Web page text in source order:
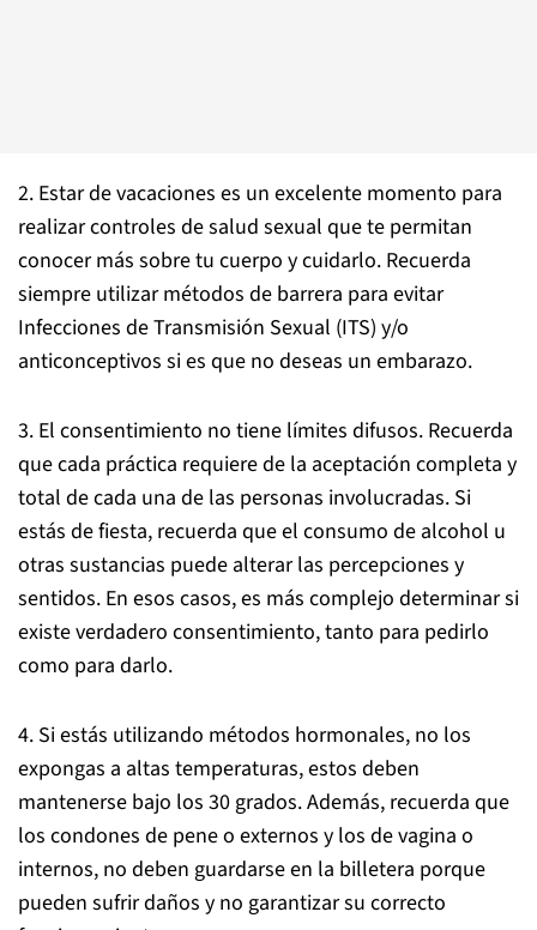
2. Estar de vacaciones es un excelente momento para
realizar controles de salud sexual que te permitan
conocer más sobre tu cuerpo y cuidarlo. Recuerda
siempre utilizar métodos de barrera para evitar
Infecciones de Transmisión Sexual (ITS) y/o
anticonceptivos si es que no deseas un embarazo.
3. El consentimiento no tiene límites difusos. Recuerda
que cada práctica requiere de la aceptación completa y
total de cada una de las personas involucradas. Si
estás de fiesta, recuerda que el consumo de alcohol u
otras sustancias puede alterar las percepciones y
sentidos. En esos casos, es más complejo determinar si
existe verdadero consentimiento, tanto para pedirlo
como para darlo.
4. Si estás utilizando métodos hormonales, no los
expongas a altas temperaturas, estos deben
mantenerse bajo los 30 grados. Además, recuerda que
los condones de pene o externos y los de vagina o
internos, no deben guardarse en la billetera porque
pueden sufrir daños y no garantizar su correcto